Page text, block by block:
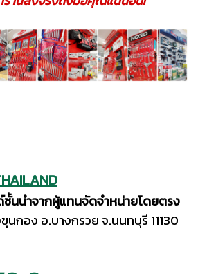
นนำจากผู้แทนจัดจำหน่ายโดยตรง
นกอง อ.บางกรวย จ.นนทบุรี 11130